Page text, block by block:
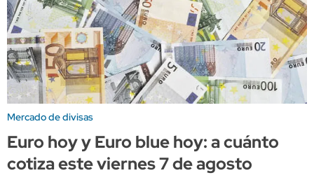
Mercado de divisas
Euro hoy y Euro blue hoy: a cuánto
cotiza este viernes 7 de agosto